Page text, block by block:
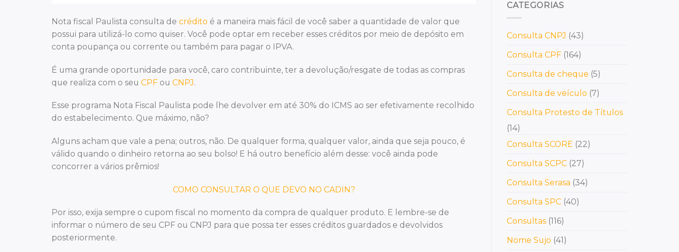
Nota fiscal Paulista consulta de crédito é a maneira mais fácil de você saber a quantidade de valor que
possui para utilizá-lo como quiser. Você pode optar em receber esses créditos por meio de depósito em
conta poupança ou corrente ou também para pagar o IPVA.
É uma grande oportunidade para você, caro contribuinte, ter a devolução/resgate de todas as compras
que realiza com o seu CPF ou CNPJ.
Esse programa Nota Fiscal Paulista pode lhe devolver em até 30% do ICMS ao ser efetivamente recolhido
do estabelecimento. Que máximo, não?
Alguns acham que vale a pena; outros, não. De qualquer forma, qualquer valor, ainda que seja pouco, é
válido quando o dinheiro retorna ao seu bolso! E há outro benefício além desse: você ainda pode
concorrer a vários prêmios!
COMO CONSULTAR O QUE DEVO NO CADIN?
Por isso, exija sempre o cupom fiscal no momento da compra de qualquer produto. E lembre-se de
informar o número de seu CPF ou CNPJ para que possa ter esses créditos guardados e devolvidos
posteriormente.
CATEGORIAS
Consulta CNPJ (43)
Consulta CPF (164)
Consulta de cheque (5)
Consulta de veículo (7)
Consulta Protesto de Títulos
(14)
Consulta SCORE (22)
Consulta SCPC (27)
Consulta Serasa (34)
Consulta SPC (40)
Consultas (116)
Nome Sujo (41)